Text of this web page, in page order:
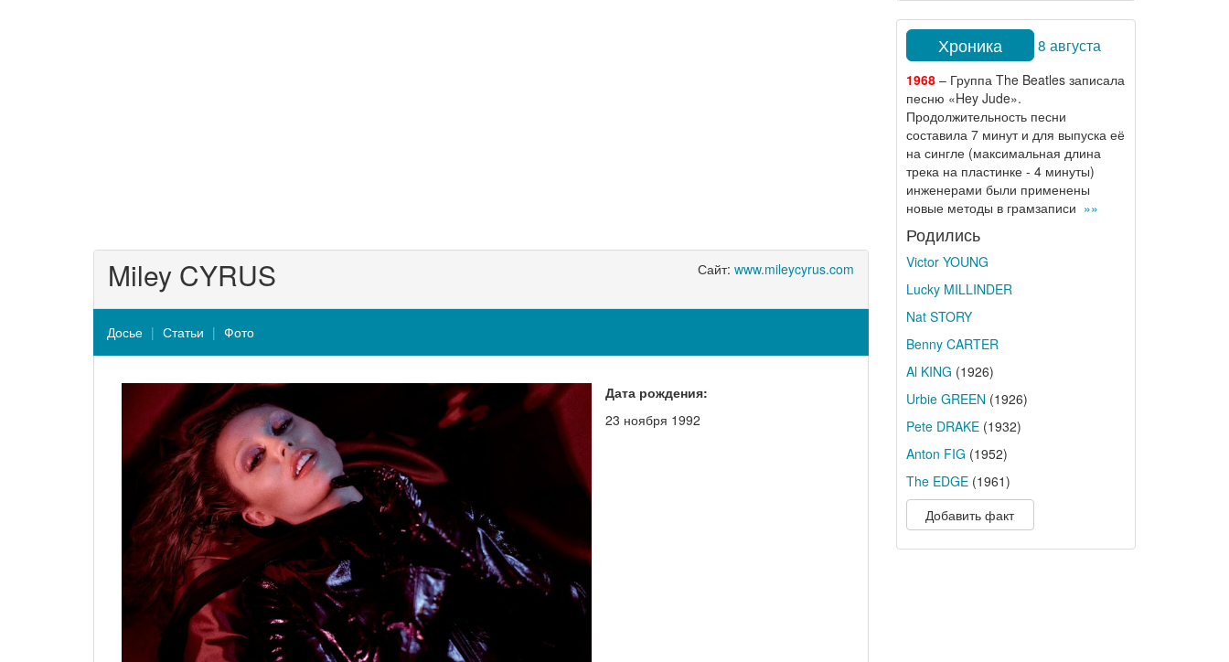
Сайт: www.mileycyrus.com
Miley CYRUS
Досье Статьи Фото
Дата рождения:
23 ноября 1992
Хроника 8 августа
1968– Группа The Beatles записала
песню «Hey Jude».
Продолжительность песни
составила 7 минут и для выпуска её
на сингле (максимальная длина
трека на пластинке - 4 минуты)
инженерами были применены
новые методы в грамзаписи »»
Родились
Victor YOUNG
Lucky MILLINDER
Nat STORY
Benny CARTER
Al KING (1926)
Urbie GREEN (1926)
Pete DRAKE(1932)
Anton FIG (1952)
The EDGE(1961)
Добавить факт